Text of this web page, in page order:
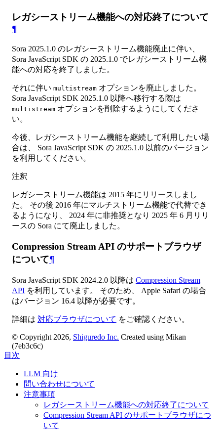
レガシーストリーム機能への対応終了について
¶
Sora 2025.1.0 のレガシーストリーム機能廃止に伴い、
Sora JavaScript SDK の 2025.1.0 でレガシーストリーム機
能への対応を終了しました。
それに伴い multistream オプションを廃止しました。
Sora JavaScript SDK 2025.1.0 以降へ移行する際は
multistream オプションを削除するようにしてくださ
い。
今後、レガシーストリーム機能を継続して利用したい場
合は、 Sora JavaScript SDK の 2025.1.0 以前のバージョン
を利用してください。
注釈
レガシーストリーム機能は 2015 年にリリースしまし
た。 その後 2016 年にマルチストリーム機能で代替でき
るようになり、 2024 年に非推奨となり 2025 年 6 月リリ
ースの Sora にて廃止しました。
Compression Stream API のサポートブラウザ
について¶
Sora JavaScript SDK 2024.2.0 以降は Compression Stream
API を利用しています。 そのため、 Apple Safari の場合
はバージョン 16.4 以降が必要です。
詳細は 対応ブラウザについて をご確認ください。
© Copyright 2026, Shiguredo Inc. Created using Mikan
(7eb3c6c)
目次
LLM 向け
問い合わせについて
注意事項
レガシーストリーム機能への対応終了について
Compression Stream API のサポートブラウザにつ
いて